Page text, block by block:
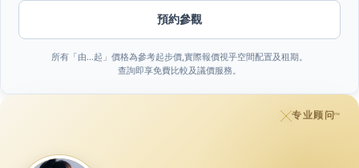
預約參觀
所有「由…起」價格為參考起步價,實際報價視乎空間配置及租期。
查詢即享免費比較及議價服務。
专业顾问™